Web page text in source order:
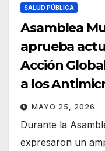
SALUD PÚBLICA
Asamblea
aprueba
Acción
a los
MAYO 25, 2026
Durante la
expresaron un